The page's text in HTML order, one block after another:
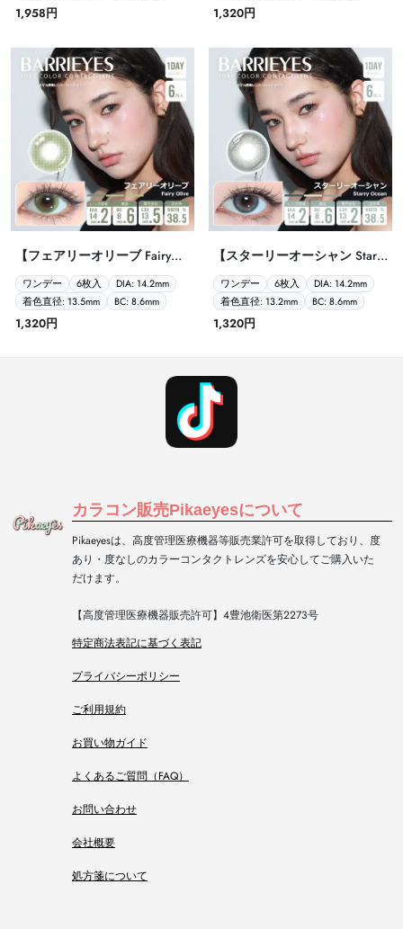
1,958円 1,320円
【フェアリーオリーブ Fairy
Olive Barrieyes 1dayバーリーア
イズ クラシックシリーズ 6枚
入】
ワンデー 6枚入
DIA: 14.2mm
着色直径: 13.5mm
BC: 8.6mm
1,320円
【スターリーオーシャン Starry
Ocean Barrieyes 1dayバーリー
アイズ クラシックシリーズ 6
枚入】
ワンデー 6枚入
DIA: 14.2mm
着色直径: 13.2mm
BC: 8.6mm
1,320円
カラコン販売Pikaeyesについて
Pikaeyesは、高度管理医療機器等販売業許可を取得しており、度
あり・度なしのカラーコンタクトレンズを安心してご購入いた
だけます。
【高度管理医療機器販売許可】4豊池衛医第2273号
特定商法表記に基づく表記
プライバシーポリシー
ご利用規約
お買い物ガイド
よくあるご質問（FAQ）
お問い合わせ
会社概要
処方箋について